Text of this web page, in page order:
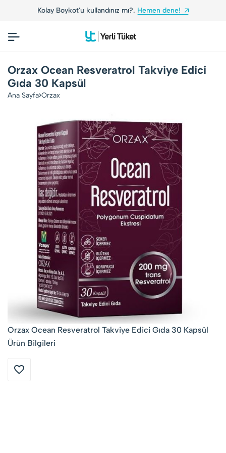
Kolay Boykot'u kullandınız mı?.Hemen dene!
Orzax Ocean Resveratrol Takviye Edici
Gıda 30 Kapsül
Ana Sayfa Orzax
Orzax Ocean Resveratrol Takviye Edici Gıda 30 Kapsül
Ürün Bilgileri